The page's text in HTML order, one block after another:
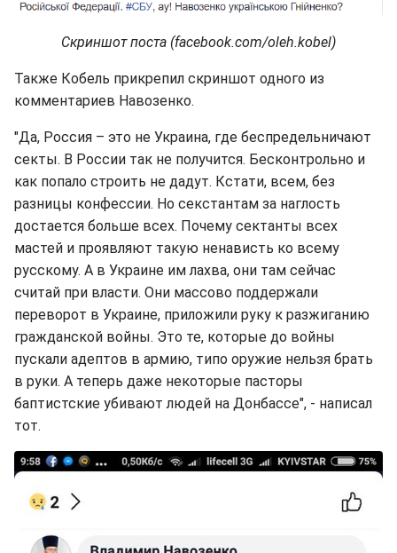
Скриншот поста (facebook.com/oleh.kobel)
Также Кобель прикрепил скриншот одного из
комментариев Навозенко.
"Да, Россия – это не Украина, где беспредельничают
секты. В России так не получится. Бесконтрольно и
как попало строить не дадут. Кстати, всем, без
разницы конфессии. Но секстантам за наглость
достается больше всех. Почему сектанты всех
мастей и проявляют такую ненависть ко всему
русскому. А в Украине им лахва, они там сейчас
считай при власти. Они массово поддержали
переворот в Украине, приложили руку к разжиганию
гражданской войны. Это те, которые до войны
пускали адептов в армию, типо оружие нельзя брать
в руки. А теперь даже некоторые пасторы
баптистские убивают людей на Донбассе", - написал
тот.